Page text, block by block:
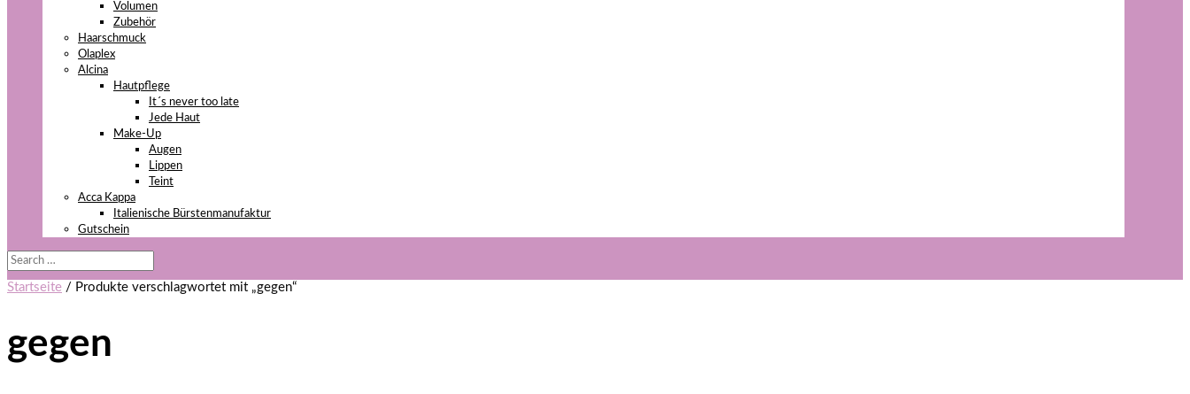
Volumen
Zubehör
Haarschmuck
Olaplex
Alcina
Hautpflege
It´s never too late
Jede Haut
Make-Up
Augen
Lippen
Teint
Acca Kappa
Italienische Bürstenmanufaktur
Gutschein
Startseite / Produkte verschlagwortet mit „gegen“
gegen